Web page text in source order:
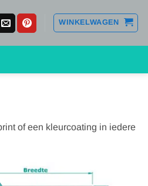
WINKELWAGEN
of een kleurcoating in iedere